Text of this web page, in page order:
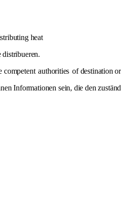
heat
competent authorities of destination
Informationen sein, die den